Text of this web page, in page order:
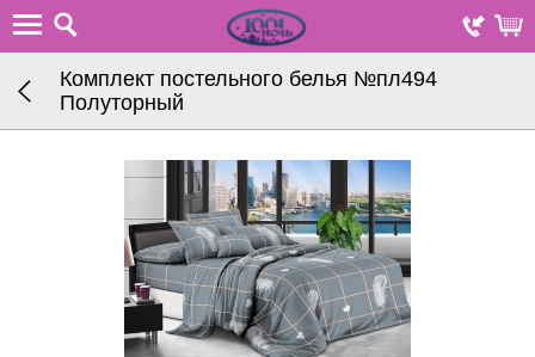
Комплект постельного белья №пл494
Полуторный